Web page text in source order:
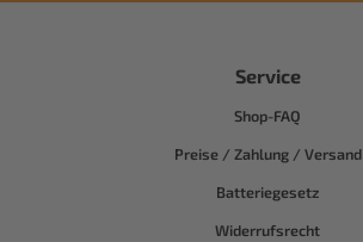
Service
Shop-FAQ
Preise / Zahlung / Versand
Batteriegesetz
Widerrufsrecht